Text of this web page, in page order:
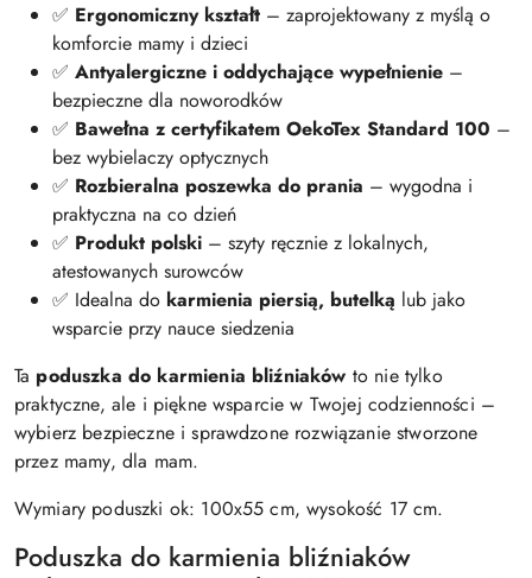
✅ Ergonomiczny kształt – zaprojektowany z myślą o
komforcie mamy i dzieci
✅ Antyalergiczne i oddychające wypełnienie –
bezpieczne dla noworodków
✅ Bawełna z certyfikatem OekoTex Standard 100 –
bez wybielaczy optycznych
✅ Rozbieralna poszewka do prania – wygodna i
praktyczna na co dzień
✅ Produkt polski – szyty ręcznie z lokalnych,
atestowanych surowców
✅ Idealna do karmienia piersią, butelką lub jako
wsparcie przy nauce siedzenia
Ta poduszka do karmienia bliźniaków to nie tylko
praktyczne, ale i piękne wsparcie w Twojej codzienności –
wybierz bezpieczne i sprawdzone rozwiązanie stworzone
przez mamy, dla mam.
Wymiary poduszki ok: 100x55 cm, wysokość 17 cm.
Poduszka do karmienia bliźniaków